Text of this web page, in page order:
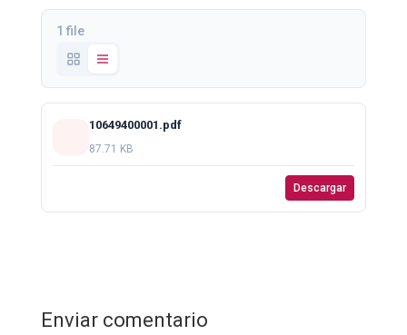
1 file
10649400001.pdf
87.71 KB
Descargar
Enviar comentario